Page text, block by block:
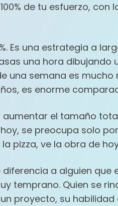
de tu esfuerzo,
Es una estrategia a
una hora
una semana es
es enorme
el tamaño
se preocupa solo
pizza, ve la obra de
a alguien
temprano. Quien se
proyecto, su